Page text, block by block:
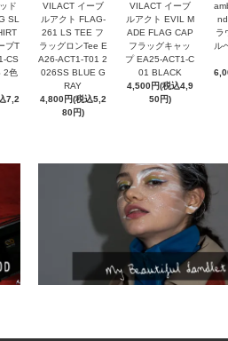
ド
SL
ブT
CS
2色
7,2
VILACT イーブ
ルアクト FLAG-
261 LS TEE フ
ラッグロンTee E
A26-ACT1-T01 2
026SS BLUE G
RAY
4,800円(税込5,2
80円)
VILACT イーブ
ルアクト EVIL M
ADE FLAG CAP
フラッグキャッ
プ EA25-ACT1-C
01 BLACK
4,500円(税込4,9
50円)
ラ
ル